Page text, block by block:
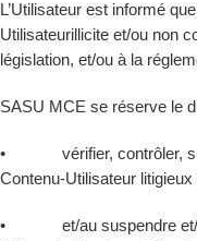
L’Utilisateur est informé
Utilisateurillicite et/ou non
législation, et/ou à la
SASU MCE se réserve le
• vérifier, contrôler,
Contenu-Utilisateur litigieux
• et/au suspendre et/ou